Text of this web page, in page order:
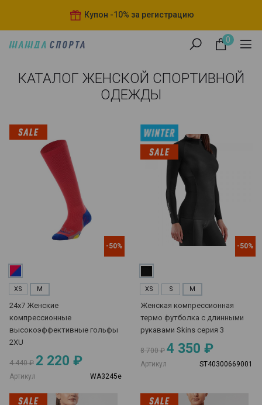
Купон -10% за регистрацию
0
КАТАЛОГ ЖЕНСКОЙ СПОРТИВНОЙ
ОДЕЖДЫ
-50%
XS M
24х7 Женские
компрессионные
высокоэффективные гольфы
2XU
4 440 ₽ 2 220 ₽
Артикул WA3245e
-50%
XS S M
Женская компрессионная
термо футболка с длинными
рукавами Skins серия 3
8 700 ₽ 4 350 ₽
Артикул ST40300669001